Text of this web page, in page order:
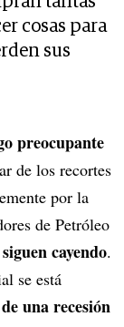
cosas para
sus
preocupante
de los recortes
por la
de Petróleo
cayendo.
se está
una recesión